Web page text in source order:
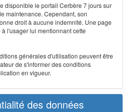
disponible le portail Cerbère 7 jours sur
maintenance. Cependant, son
droit à aucune indemnité. Une page
l'usager lui mentionnant cette
générales d'utilisation peuvent être
de s'informer des conditions
en vigueur.
des données